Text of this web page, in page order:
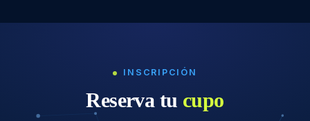
INSCRIPCIÓN
Reserva tu cupo